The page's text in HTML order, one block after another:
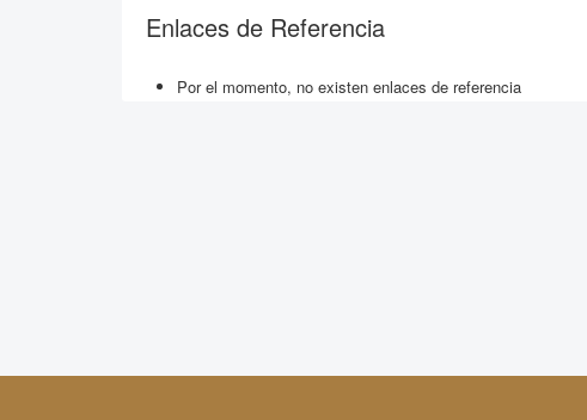
Enlaces de Referencia
Por el momento, no existen enlaces de referencia